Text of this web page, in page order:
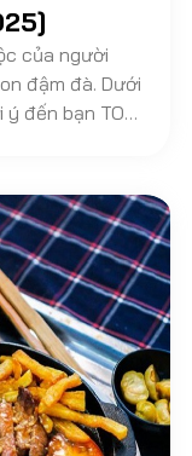
của người
đậm đà. Dưới
ý đến bạn TOP